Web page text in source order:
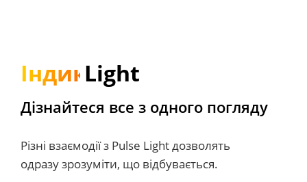
Різні взаємодії з Pulse Light дозволять
одразу зрозуміти, що відбувається.
Дізнайтеся все з одного погляду
Light
Індикатор